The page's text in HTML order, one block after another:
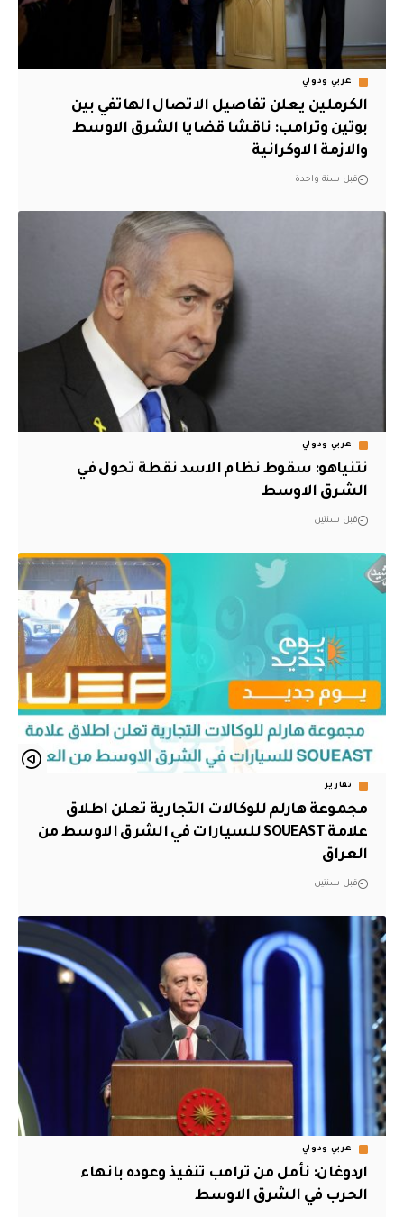
عربي ودولي
الكرملين يعلن تفاصيل الاتصال الهاتفي بين
بوتين وترامب: ناقشا قضايا الشرق الاوسط
والازمة الاوكرانية
قبل سنة واحدة
عربي ودولي
نتنياهو: سقوط نظام الاسد نقطة تحول في
الشرق الاوسط
قبل سنتين
تقارير
مجموعة هارلم للوكالات التجارية تعلن اطلاق
علامة SOUEAST للسيارات في الشرق الاوسط من
العراق
قبل سنتين
عربي ودولي
اردوغان: نأمل من ترامب تنفيذ وعوده بانهاء
الحرب في الشرق الاوسط